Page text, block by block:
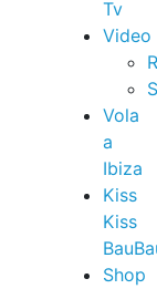
Tv
Video
Vola
a
Ibiza
Kiss
Kiss
Shop